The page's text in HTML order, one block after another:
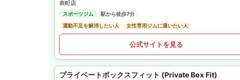
表町店
スポーツジム
駅から徒歩7分
運動不足を解消したい人
女性専用ジムに通いたい人
公式サイトを見る
プライベートボックスフィット (Private Box Fit)